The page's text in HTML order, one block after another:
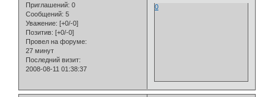
Приглашений: 0
Сообщений: 5
Уважение: [+0/-0]
Позитив: [+0/-0]
Провел на форуме:
27 минут
Последний визит:
2008-08-11 01:38:37
0